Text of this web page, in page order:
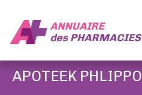
ANNUAIRE
desPHARMACIES
APOTEEK PHLIPPO